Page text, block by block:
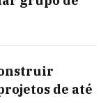
de até